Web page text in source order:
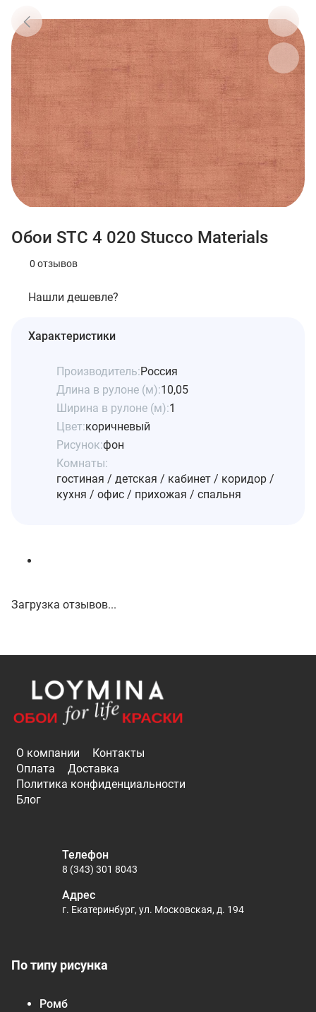
Обои STC 4 020 Stucco Materials
0 отзывов
Нашли дешевле?
Характеристики
Производитель:Россия
Длина в рулоне (м):10,05
Ширина в рулоне (м):1
Цвет:коричневый
Рисунок:фон
Комнаты:
гостиная / детская / кабинет / коридор /
кухня / офис / прихожая / спальня
Загрузка отзывов...
О компании
Контакты
Оплата
Доставка
Политика конфиденциальности
Блог
По типу рисунка
Ромб
Телефон
8 (343) 301 8043
Адрес
г. Екатеринбург, ул. Московская, д. 194